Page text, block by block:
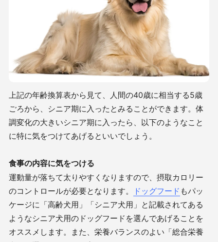
上記の年齢換算表から見て、人間の40歳に相当する5歳
ごろから、シニア期に入ったとみることができます。体
調変化の大きいシニア期に入ったら、以下のようなこと
に特に気をつけてあげるといいでしょう。
食事の内容に気をつける
運動量が落ちて太りやすくなりますので、摂取カロリー
のコントロールが必要となります。
ドッグフード もパッ
ケージに「高齢犬用」「シニア犬用」と記載されてある
ようなシニア犬用のドッグフードを選んであげることを
オススメします。また、栄養バランスのよい「総合栄養